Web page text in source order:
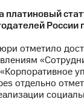
России
отметило
отдельно